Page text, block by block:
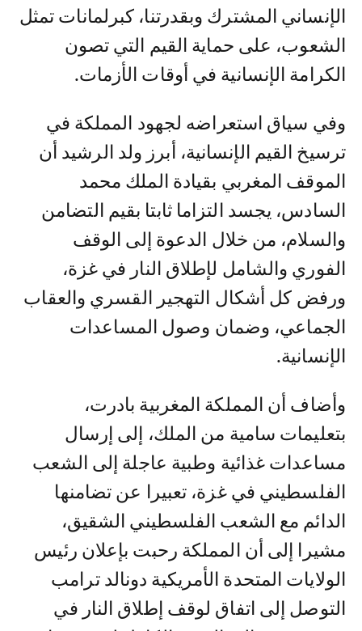
الإنساني المشترك وبقدرتنا، كبرلمانات تمثل
الشعوب، على حماية القيم التي تصون
الكرامة الإنسانية في أوقات الأزمات.
وفي سياق استعراضه لجهود المملكة في
ترسيخ القيم الإنسانية، أبرز ولد الرشيد أن
الموقف المغربي بقيادة الملك محمد
السادس، يجسد التزاما ثابتا بقيم التضامن
والسلام، من خلال الدعوة إلى الوقف
الفوري والشامل لإطلاق النار في غزة،
ورفض كل أشكال التهجير القسري والعقاب
الجماعي، وضمان وصول المساعدات
الإنسانية.
وأضاف أن المملكة المغربية بادرت،
بتعليمات سامية من الملك، إلى إرسال
مساعدات غذائية وطبية عاجلة إلى الشعب
الفلسطيني في غزة، تعبيرا عن تضامنها
الدائم مع الشعب الفلسطيني الشقيق،
مشيرا إلى أن المملكة رحبت بإعلان رئيس
الولايات المتحدة الأمريكية دونالد ترامب
التوصل إلى اتفاق لوقف إطلاق النار في